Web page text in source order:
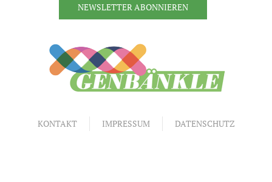
NEWSLETTER ABONNIEREN
KONTAKT IMPRESSUM DATENSCHUTZ